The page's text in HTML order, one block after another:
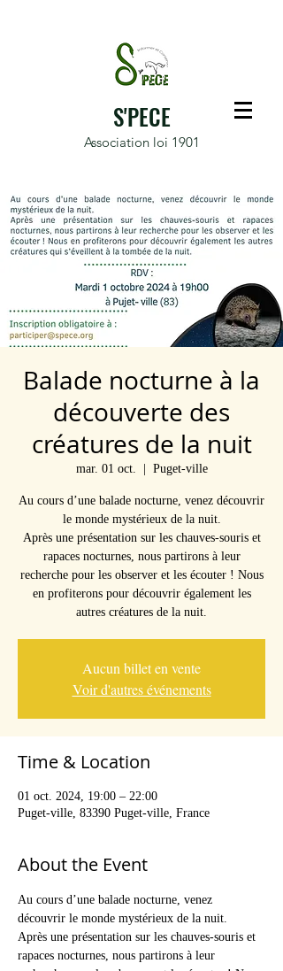
Association loi 1901
S'PECE
Balade nocturne à la
découverte des
créatures de la nuit
mar. 01 oct. Puget-ville
Au cours d’une balade nocturne, venez découvrir
le monde mystérieux de la nuit.
Après une présentation sur les chauves-souris et
rapaces nocturnes, nous partirons à leur
recherche pour les observer et les écouter ! Nous
en profiterons pour découvrir également les
autres créatures de la nuit.
Aucun billet en vente
Voir d'autres événements
Time & Location
01 oct. 2024, 19:00 – 22:00
Puget-ville, 83390 Puget-ville, France
About the Event
Au cours d’une balade nocturne, venez
découvrir le monde mystérieux de la nuit.
Après une présentation sur les chauves-souris et
rapaces nocturnes, nous partirons à leur